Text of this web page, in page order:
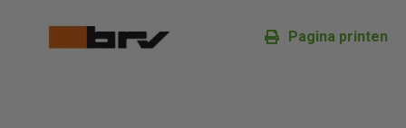
Pagina printen